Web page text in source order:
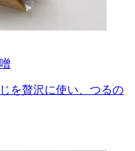
を贅沢に使い、つるの